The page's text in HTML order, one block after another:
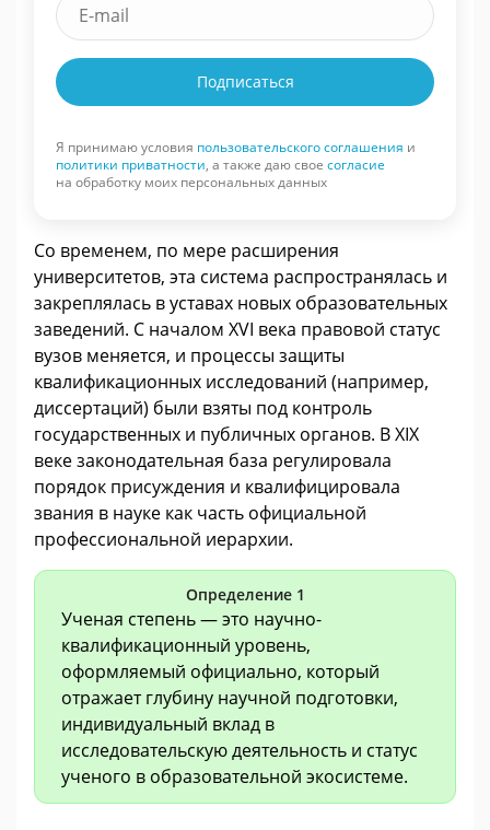
Подписаться
Я принимаю условия пользовательского соглашения и
политики приватности, а также даю свое согласие
на обработку моих персональных данных
Со временем, по мере расширения
университетов, эта система распространялась и
закреплялась в уставах новых образовательных
заведений. С началом XVI века правовой статус
вузов меняется, и процессы защиты
квалификационных исследований (например,
диссертаций) были взяты под контроль
государственных и публичных органов. В XIX
веке законодательная база регулировала
порядок присуждения и квалифицировала
звания в науке как часть официальной
профессиональной иерархии.
Определение 1
Ученая степень — это научно-
квалификационный уровень,
оформляемый официально, который
отражает глубину научной подготовки,
индивидуальный вклад в
исследовательскую деятельность и статус
ученого в образовательной экосистеме.